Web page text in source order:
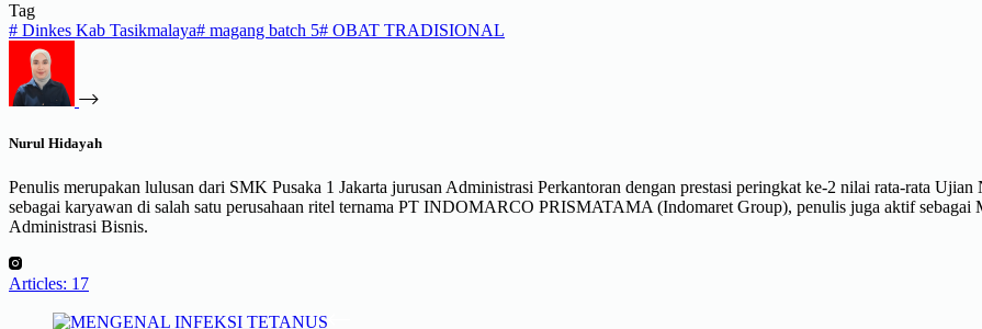
Tag
# Dinkes Kab Tasikmalaya# magang batch 5# OBAT TRADISIONAL
Nurul Hidayah
Penulis merupakan lulusan dari SMK Pusaka 1 Jakarta jurusan Administrasi Perkantoran dengan prestasi peringkat ke-2 nilai rata-rata
sebagai karyawan di salah satu perusahaan ritel ternama PT INDOMARCO PRISMATAMA (Indomaret Group), penulis juga aktif sebagai
Administrasi Bisnis.
Articles: 17